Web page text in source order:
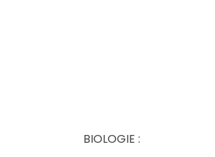
BIOLOGIE :